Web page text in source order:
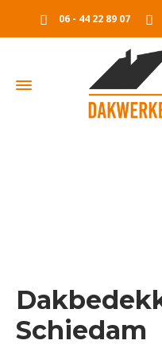
06 - 44 22 89 07
Schiedam